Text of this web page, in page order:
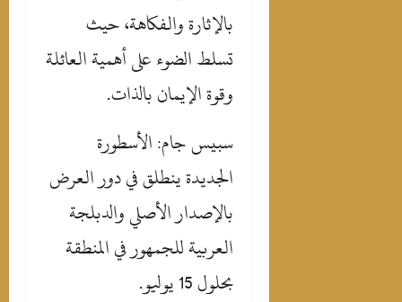
بالإثارة والفكاهة، حيث
تسلط الضوء على أهمية العائلة
وقوة الإيمان بالذات.
‎سبيس جام: الأسطورة
الجديدة ينطلق في دور العرض
بالإصدار الأصلي والدبلجة
العربية للجمهور في المنطقة
بحلول 15 يوليو.